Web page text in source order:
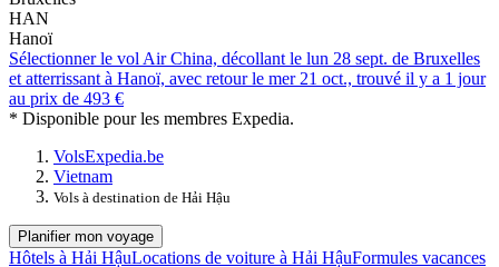
HAN
Hanoï
Sélectionner le vol Air China, décollant le lun 28 sept. de Bruxelles
et atterrissant à Hanoï, avec retour le mer 21 oct., trouvé il y a 1 jour
au prix de 493 €
* Disponible pour les membres Expedia.
VolsExpedia.be
Vietnam
Vols à destination de Hải Hậu
Planifier mon voyage
Hôtels à Hải HậuLocations de voiture à Hải HậuFormules vacances